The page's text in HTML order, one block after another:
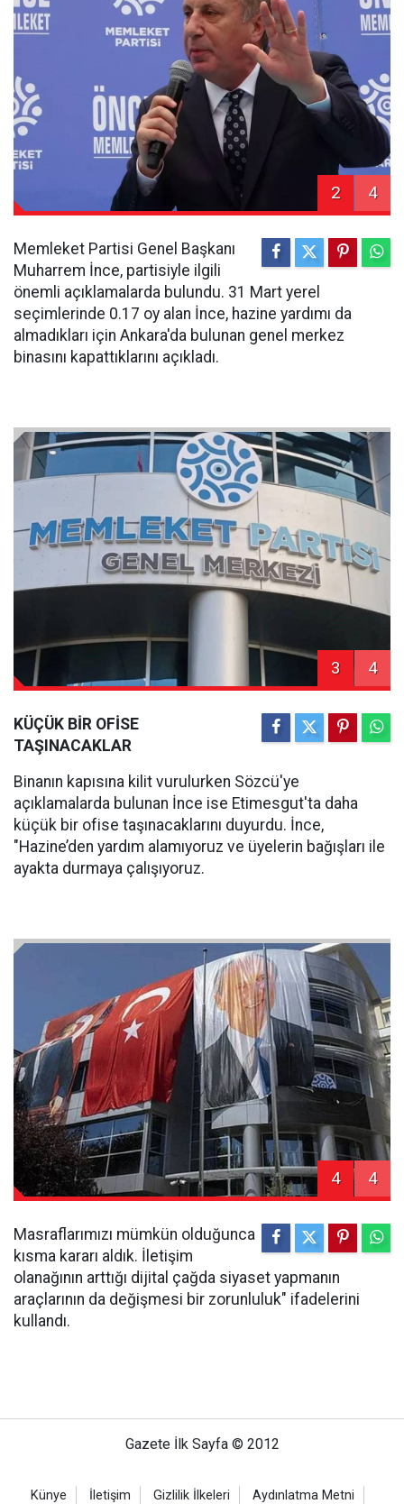
2 4
Memleket Partisi Genel Başkanı
Muharrem İnce, partisiyle ilgili
önemli açıklamalarda bulundu. 31 Mart yerel
seçimlerinde 0.17 oy alan İnce, hazine yardımı da
almadıkları için Ankara'da bulunan genel merkez
binasını kapattıklarını açıkladı.
3 4
KÜÇÜK BİR OFİSE
TAŞINACAKLAR
Binanın kapısına kilit vurulurken Sözcü'ye
açıklamalarda bulunan İnce ise Etimesgut'ta daha
küçük bir ofise taşınacaklarını duyurdu. İnce,
"Hazine’den yardım alamıyoruz ve üyelerin bağışları ile
ayakta durmaya çalışıyoruz.
4 4
Masraflarımızı mümkün olduğunca
kısma kararı aldık. İletişim
olanağının arttığı dijital çağda siyaset yapmanın
araçlarının da değişmesi bir zorunluluk" ifadelerini
kullandı.
Gazete İlk Sayfa © 2012
Künye İletişim Gizlilik İlkeleri Aydınlatma Metni